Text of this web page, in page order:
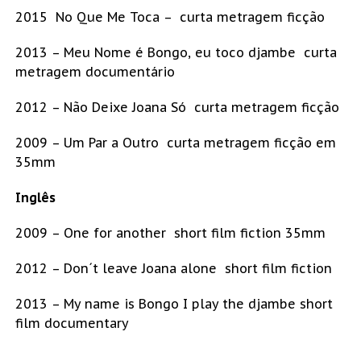
2015  No Que Me Toca – curta metragem ficção
2013 – Meu Nome é Bongo, eu toco djambe  curta
metragem documentário
2012 – Não Deixe Joana Só  curta metragem ficção
2009 – Um Par a Outro  curta metragem ficção em
35mm
Inglês
2009 – One for another  short film fiction 35mm
2012 – Don´t leave Joana alone  short film fiction
2013 – My name is Bongo I play the djambe short
film documentary